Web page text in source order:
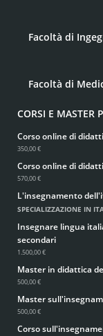
Facoltà di
Facoltà di
CORSI E MASTER
Corso online di
350,00 €
Corso online di
570,00 €
L'insegnamento
SPECIALIZZAZIONE IN
Insegnare lingua
secondari
1.500,00 €
Master in didattica
500,00 €
Master
500,00 €
Corso